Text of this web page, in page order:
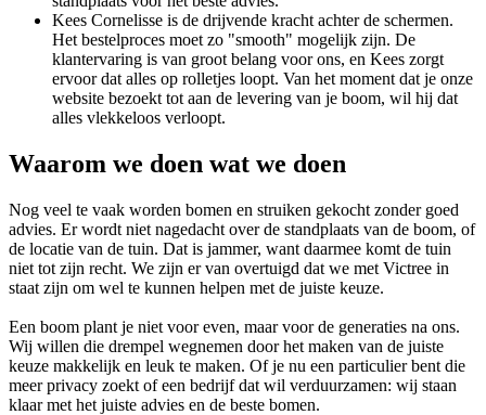
Kees Cornelisse is de drijvende kracht achter de schermen.
Het bestelproces moet zo "smooth" mogelijk zijn. De
klantervaring is van groot belang voor ons, en Kees zorgt
ervoor dat alles op rolletjes loopt. Van het moment dat je onze
website bezoekt tot aan de levering van je boom, wil hij dat
alles vlekkeloos verloopt.
Waarom we doen wat we doen
Nog veel te vaak worden bomen en struiken gekocht zonder goed
advies. Er wordt niet nagedacht over de standplaats van de boom, of
de locatie van de tuin. Dat is jammer, want daarmee komt de tuin
niet tot zijn recht. We zijn er van overtuigd dat we met Victree in
staat zijn om wel te kunnen helpen met de juiste keuze.
Een boom plant je niet voor even, maar voor de generaties na ons.
Wij willen die drempel wegnemen door het maken van de juiste
keuze makkelijk en leuk te maken. Of je nu een particulier bent die
meer privacy zoekt of een bedrijf dat wil verduurzamen: wij staan
klaar met het juiste advies en de beste bomen.